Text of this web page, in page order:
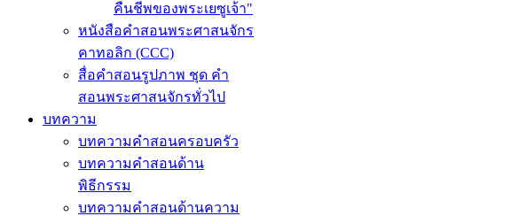
คืนชีพของพระเยซูเจ้า"
หนังสือคำสอนพระศาสนจักร
คาทอลิก (CCC)
สื่อคำสอนรูปภาพ ชุด คำ
สอนพระศาสนจักรทั่วไป
บทความ
บทความคำสอนครอบครัว
บทความคำสอนด้าน
พิธีกรรม
บทความคำสอนด้านความ